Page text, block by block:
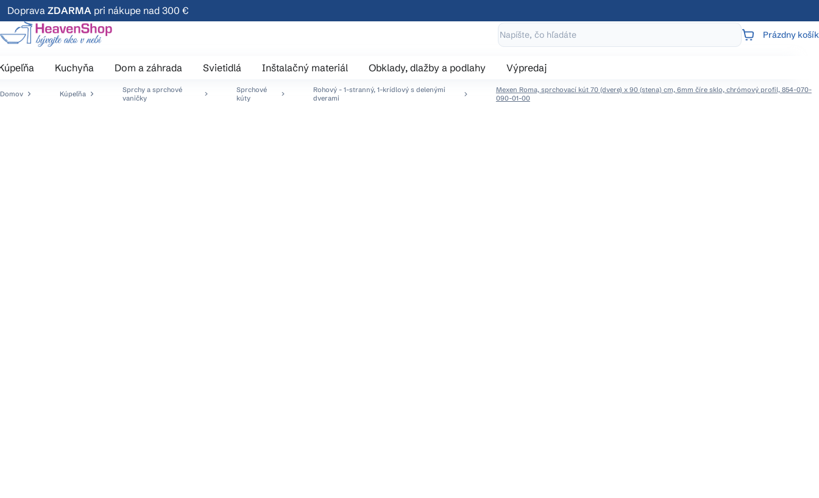
Prejsť
na
obsah
Doprava ZDARMA pri nákupe nad 300 €
NÁKUPNÝ
Prázdny košík
Kuchyňa Dom a záhrada Svietidlá Inštalačný materiál Obklady, dlažby a podlahy Výpredaj
Domov Kúpeľňa
Sprchy a sprchové
vaničky
Sprchové
kúty
Rohový - 1-stranný, 1-krídlový s delenými
dverami
Mexen Roma, sprchovací kút 70 (dvere) x 90 (stena) cm, 6mm číre sklo, chrómový profil, 854-070-
090-01-00